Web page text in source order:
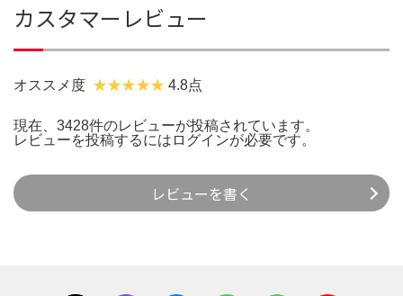
カスタマーレビュー
オススメ度 4.8点
現在、3428件のレビューが投稿されています。
レビューを投稿するには ログインが必要です。
レビューを書く